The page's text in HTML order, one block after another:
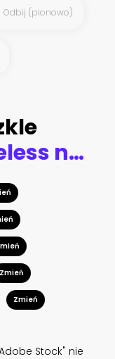
Odbij (pionowo)
Technology wireless network communication smart city.
Zmień
Zmień
Stock" nie